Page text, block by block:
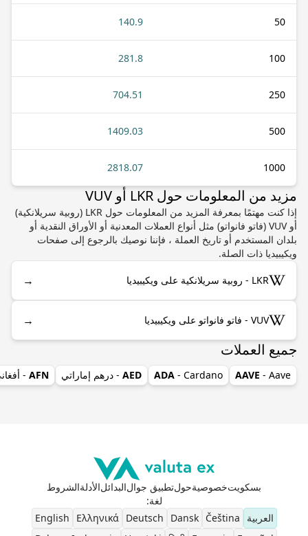
50
140.9
100
281.8
250
704.51
500
1409.03
1000
2818.07
مزيد من المعلومات حول LKR أو VUV
إذا كنت مهتمًا بمعرفة المزيد من المعلومات حول LKR (روبية سريلانكية)
أو VUV (فاتو فانواتو) مثل أنواع العملات المعدنية أو الأوراق النقدية أو
بلدان المستخدم أو تاريخ العملة ، فإننا نوصيك بالرجوع إلى صفحات
ويكيبيديا ذات الصلة.
LKR - روبية سريلانكية على ويكيبيديا →
VUV - فاتو فانواتو على ويكيبيديا →
جميع العملات
AAVE - Aave
ADA - Cardano
AED - درهم إماراتي AFN
-
بسكويتخصوصيةحولتطبيق جوالالبدائلالأدلةالشروط
لغة:
العربية
Čeština
Dansk
Deutsch
Ελληνικά
English